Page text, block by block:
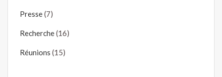
Presse(7)
Recherche(16)
Réunions (15)